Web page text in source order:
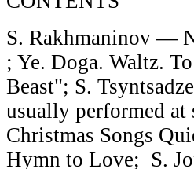
S. Rakhmaninov —
; Ye. Doga. Waltz.
Beast"; S.
usually performed
Christmas Songs
Hymn to Love; S.